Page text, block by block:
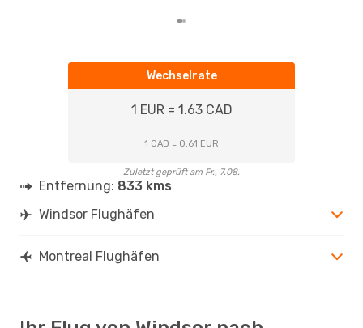
Wechselrate
1 EUR = 1.63 CAD
1 CAD = 0.61 EUR
Zuletzt geprüft am Fr., 7.08.
Entfernung: 833 kms
Windsor Flughäfen
Montreal Flughäfen